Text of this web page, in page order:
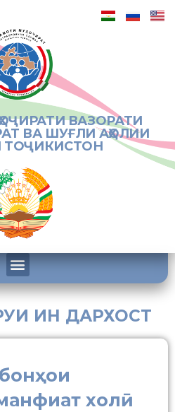
ВАЗОРАТИ
ВА ШУҒЛИ АҲОЛИИ
ТОҶИКИСТОН
ИН ДАРХОСТ
холӣ